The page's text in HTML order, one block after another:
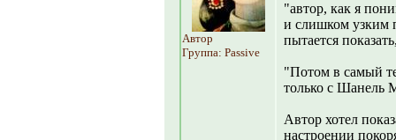
Автор
Группа: Passive
"автор, как я
и слишком узким
пытается
"Потом в самый
только с Шанель
Автор хотел
настроении